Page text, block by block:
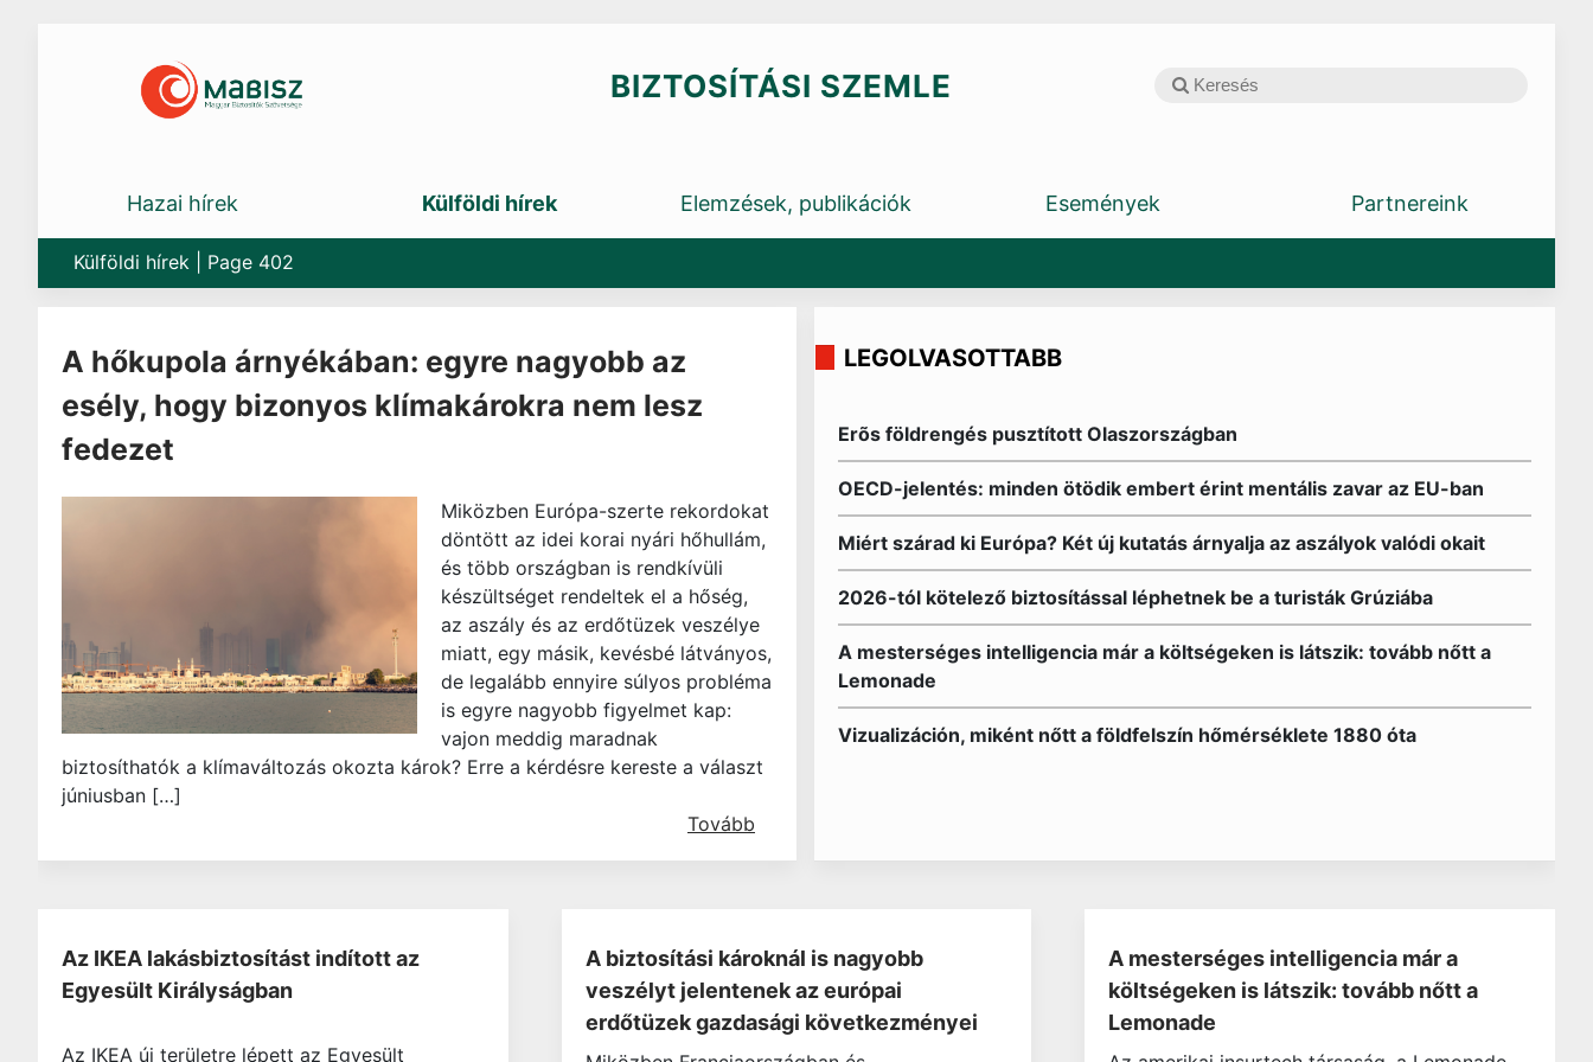
BIZTOSÍTÁSI SZEMLE
Hazai hírek Külföldi hírek Elemzések, publikációk Események Partnereink
Külföldi hírek Page 402
A hőkupola árnyékában: egyre nagyobb az
esély, hogy bizonyos klímakárokra nem lesz
fedezet
Miközben Európa-szerte rekordokat
döntött az idei korai nyári hőhullám,
és több országban is rendkívüli
készültséget rendeltek el a hőség,
az aszály és az erdőtüzek veszélye
miatt, egy másik, kevésbé látványos,
de legalább ennyire súlyos probléma
is egyre nagyobb figyelmet kap:
vajon meddig maradnak
biztosíthatók a klímaváltozás okozta károk? Erre a kérdésre kereste a választ
júniusban […]
Tovább
LEGOLVASOTTABB
Erõs földrengés pusztított Olaszországban
OECD-jelentés: minden ötödik embert érint mentális zavar az EU-ban
Miért szárad ki Európa? Két új kutatás árnyalja az aszályok valódi okait
2026-tól kötelező biztosítással léphetnek be a turisták Grúziába
A mesterséges intelligencia már a költségeken is látszik: tovább nőtt a
Lemonade
Vizualizáción, miként nőtt a földfelszín hőmérséklete 1880 óta
Az IKEA lakásbiztosítást indított az
Egyesült Királyságban
Az IKEA új területre lépett az Egyesült
A biztosítási károknál is nagyobb
veszélyt jelentenek az európai
erdőtüzek gazdasági következményei
A mesterséges intelligencia már a
költségeken is látszik: tovább nőtt a
Lemonade